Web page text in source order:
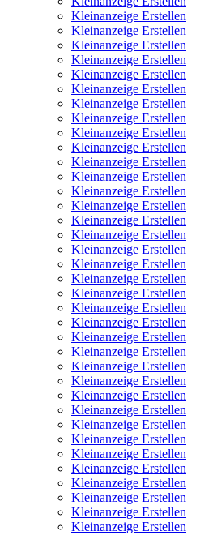
Kleinanzeige Erstellen
Kleinanzeige Erstellen
Kleinanzeige Erstellen
Kleinanzeige Erstellen
Kleinanzeige Erstellen
Kleinanzeige Erstellen
Kleinanzeige Erstellen
Kleinanzeige Erstellen
Kleinanzeige Erstellen
Kleinanzeige Erstellen
Kleinanzeige Erstellen
Kleinanzeige Erstellen
Kleinanzeige Erstellen
Kleinanzeige Erstellen
Kleinanzeige Erstellen
Kleinanzeige Erstellen
Kleinanzeige Erstellen
Kleinanzeige Erstellen
Kleinanzeige Erstellen
Kleinanzeige Erstellen
Kleinanzeige Erstellen
Kleinanzeige Erstellen
Kleinanzeige Erstellen
Kleinanzeige Erstellen
Kleinanzeige Erstellen
Kleinanzeige Erstellen
Kleinanzeige Erstellen
Kleinanzeige Erstellen
Kleinanzeige Erstellen
Kleinanzeige Erstellen
Kleinanzeige Erstellen
Kleinanzeige Erstellen
Kleinanzeige Erstellen
Kleinanzeige Erstellen
Kleinanzeige Erstellen
Kleinanzeige Erstellen